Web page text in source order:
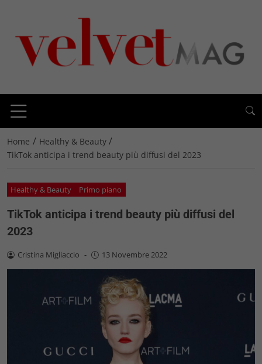
Home / Healthy & Beauty /
TikTok anticipa i trend beauty più diffusi del 2023
Healthy & Beauty Primo piano
TikTok anticipa i trend beauty più diffusi del
2023
Cristina Migliaccio - 13 Novembre 2022